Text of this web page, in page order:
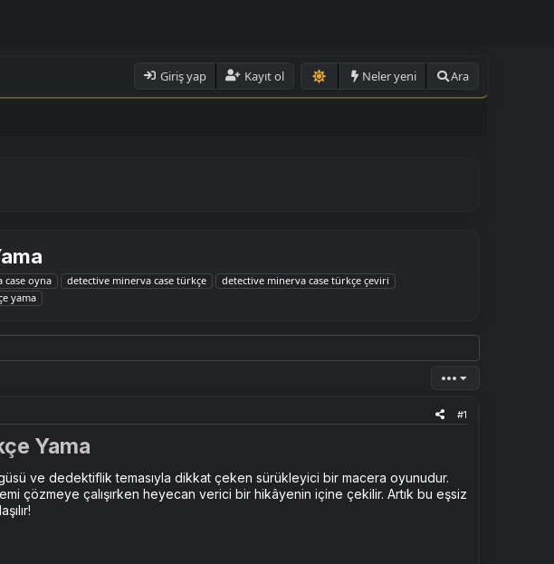
Giriş yap Kayıt ol Neler yeni Ara
case oyna detective minerva case türkçe
detective minerva case türkçe çeviri
yama
•••
#1
Yama
ve dedektiflik temasıyla dikkat çeken sürükleyici bir macera oyunudur.
çözmeye çalışırken heyecan verici bir hikâyenin içine çekilir. Artık bu eşsiz